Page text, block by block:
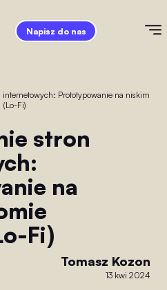
Napisz do nas
(Lo-Fi)
na
Fi)
Tomasz Kozon
13 kwi 2024